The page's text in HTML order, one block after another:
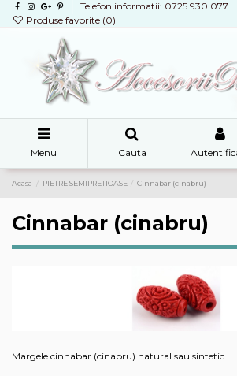
Telefon informatii: 0725.930.077
Produse favorite (0)
Menu Cauta
Acasa PIETRE SEMIPRETIOASE Cinnabar (cinabru)
Cinnabar (cinabru)
Margele cinnabar (cinabru) natural sau sintetic